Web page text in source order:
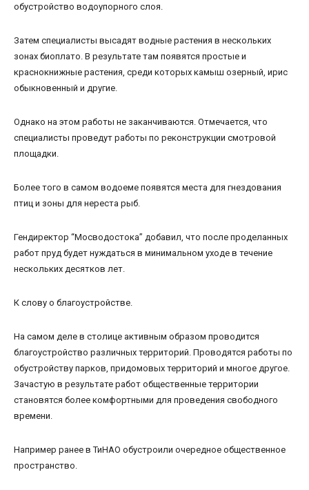
обустройство водоупорного слоя.
Затем специалисты высадят водные растения в нескольких
зонах биоплато. В результате там появятся простые и
краснокнижные растения, среди которых камыш озерный, ирис
обыкновенный и другие.
Однако на этом работы не заканчиваются. Отмечается, что
специалисты проведут работы по реконструкции смотровой
площадки.
Более того в самом водоеме появятся места для гнездования
птиц и зоны для нереста рыб.
Гендиректор “Мосводостока” добавил, что после проделанных
работ пруд будет нуждаться в минимальном уходе в течение
нескольких десятков лет.
К слову о благоустройстве.
На самом деле в столице активным образом проводится
благоустройство различных территорий. Проводятся работы по
обустройству парков, придомовых территорий и многое другое.
Зачастую в результате работ общественные территории
становятся более комфортными для проведения свободного
времени.
Например ранее в ТиНАО обустроили очередное общественное
пространство.